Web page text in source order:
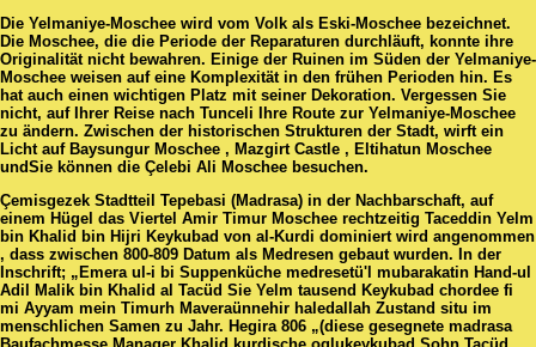
Die Yelmaniye-Moschee wird vom Volk als Eski-Moschee bezeichnet.
Die Moschee, die die Periode der Reparaturen durchläuft, konnte ihre
Originalität nicht bewahren. Einige der Ruinen im Süden der Yelmaniye-
Moschee weisen auf eine Komplexität in den frühen Perioden hin. Es
hat auch einen wichtigen Platz mit seiner Dekoration. Vergessen Sie
nicht, auf Ihrer Reise nach Tunceli Ihre Route zur Yelmaniye-Moschee
zu ändern. Zwischen der historischen Strukturen der Stadt, wirft ein
Licht auf Baysungur Moschee , Mazgirt Castle , Eltihatun Moschee
undSie können die Çelebi Ali Moschee besuchen.
Çemisgezek Stadtteil Tepebasi (Madrasa) in der Nachbarschaft, auf
einem Hügel das Viertel Amir Timur Moschee rechtzeitig Taceddin Yelm
bin Khalid bin Hijri Keykubad von al-Kurdi dominiert wird angenommen
, dass zwischen 800-809 Datum als Medresen gebaut wurden. In der
Inschrift; „Emera ul-i bi Suppenküche medresetü'l mubarakatin Hand-ul
Adil Malik bin Khalid al Tacüd Sie Yelm tausend Keykubad chordee fi
mi Ayyam mein Timurh Maveraünnehir haledallah Zustand situ im
menschlichen Samen zu Jahr. Hegira 806 „(diese gesegnete madrasa